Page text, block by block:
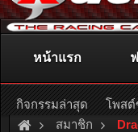
ติดต่อลงโฆษณา
หรืออ่าน
สมาชิก
หน้าแรก
กิจกรรมล่าสุด โพสต์